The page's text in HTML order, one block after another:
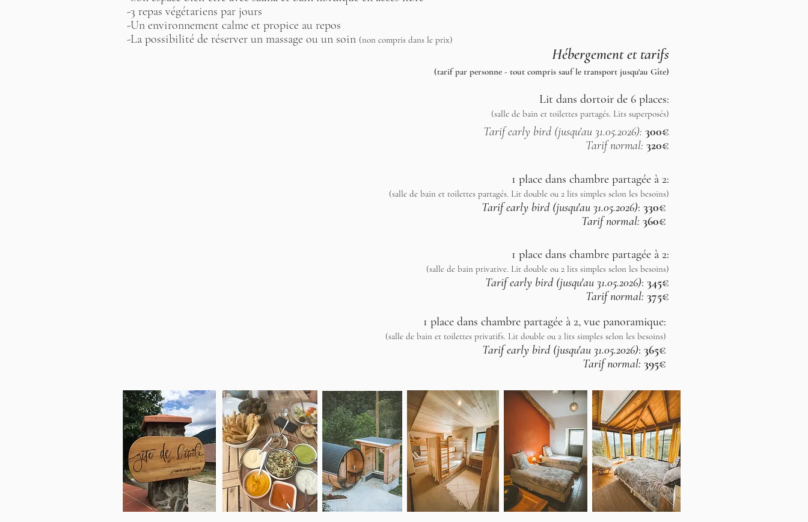
-3 repas végétariens par jours
-Un environnement calme et propice au repos
-La possibilité de réserver un massage ou un soin (non compris dans le prix)
Hébergement et tarifs
(tarif par personne - tout compris sauf le transport jusqu'au Gîte)
Lit dans dortoir de 6 places:
(salle de bain et toilettes partagés. Lits superposés)
Tarif early bird (jusqu'au 31.05.2026): 300€
Tarif normal: 320€
1 place dans chambre partagée à 2:
(salle de bain et toilettes partagés. Lit double ou 2 lits simples selon les besoins)
Tarif early bird (jusqu'au 31.05.2026): 330€
Tarif normal: 360€
1 place dans chambre partagée à 2:
(salle de bain privative. Lit double ou 2 lits simples selon les besoins)
Tarif early bird (jusqu'au 31.05.2026): 345€
Tarif normal: 375€
1 place dans chambre partagée à 2, vue panoramique:
(salle de bain et toilettes privatifs. Lit double ou 2 lits simples selon les besoins)
Tarif early bird (jusqu'au 31.05.2026): 365€
Tarif normal: 395€